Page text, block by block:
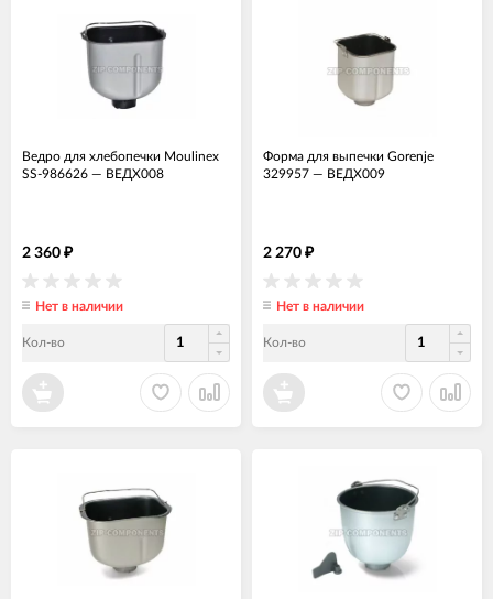
Ведро для хлебопечки Moulinex
SS-986626 — ВЕДХ008
2 360 ₽
Нет в наличии
Кол-во
Форма для выпечки Gorenje
329957 — ВЕДХ009
2 270 ₽
Нет в наличии
Кол-во